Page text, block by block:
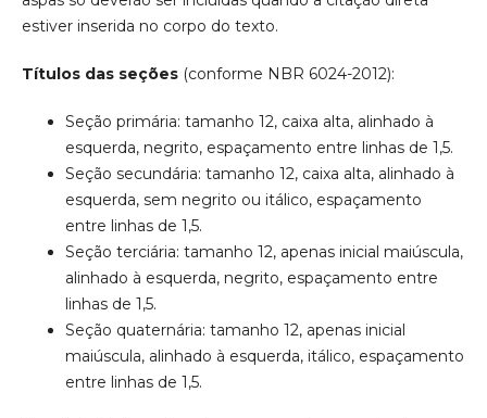
estiver inserida no corpo do texto.
Títulos das seções(conforme NBR 6024-2012):
Seção primária: tamanho 12, caixa alta, alinhado à
esquerda, negrito, espaçamento entre linhas de 1,5.
Seção secundária: tamanho 12, caixa alta, alinhado à
esquerda, sem negrito ou itálico, espaçamento
entre linhas de 1,5.
Seção terciária: tamanho 12, apenas inicial maiúscula,
alinhado à esquerda, negrito, espaçamento entre
linhas de 1,5.
Seção quaternária: tamanho 12, apenas inicial
maiúscula, alinhado à esquerda, itálico, espaçamento
entre linhas de 1,5.